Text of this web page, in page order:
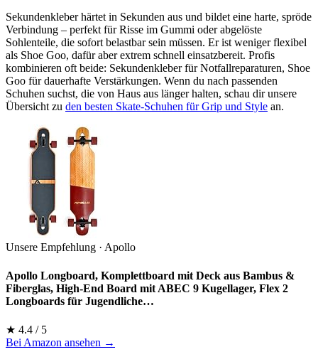
Sekundenkleber härtet in Sekunden aus und bildet eine harte, spröde
Verbindung – perfekt für Risse im Gummi oder abgelöste
Sohlenteile, die sofort belastbar sein müssen. Er ist weniger flexibel
als Shoe Goo, dafür aber extrem schnell einsatzbereit. Profis
kombinieren oft beide: Sekundenkleber für Notfallreparaturen, Shoe
Goo für dauerhafte Verstärkungen. Wenn du nach passenden
Schuhen suchst, die von Haus aus länger halten, schau dir unsere
Übersicht zu den besten Skate-Schuhen für Grip und Style an.
Unsere Empfehlung · Apollo
Apollo Longboard, Komplettboard mit Deck aus Bambus &
Fiberglas, High-End Board mit ABEC 9 Kugellager, Flex 2
Longboards für Jugendliche…
★ 4.4 / 5
Bei Amazon ansehen →